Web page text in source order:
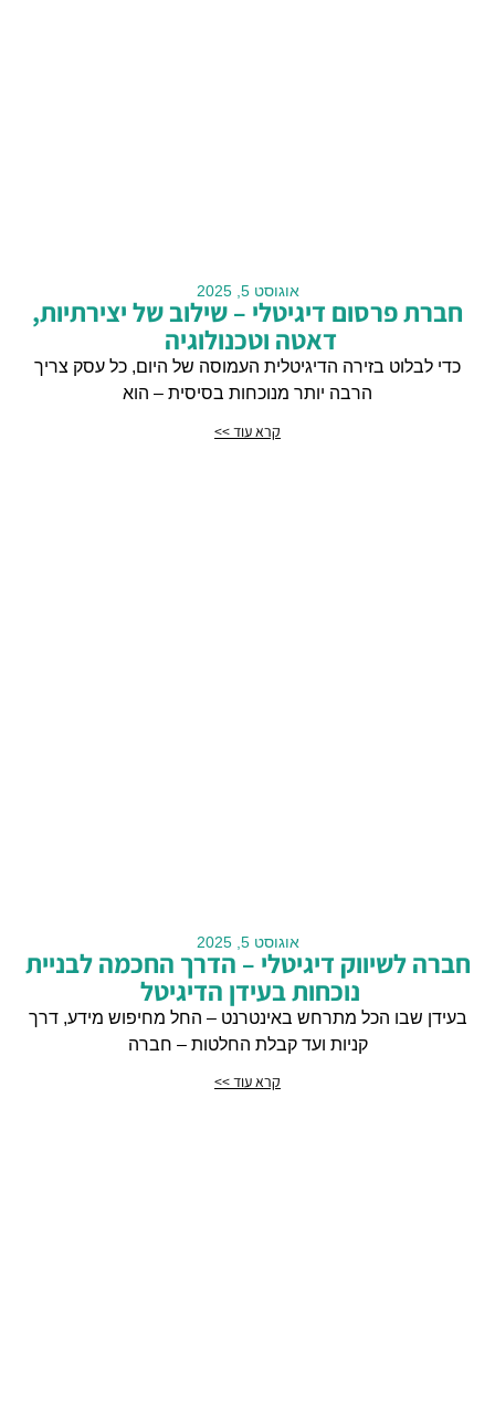
אוגוסט 5, 2025
חברת פרסום דיגיטלי – שילוב של יצירתיות,
דאטה וטכנולוגיה
כדי לבלוט בזירה הדיגיטלית העמוסה של היום, כל עסק צריך
הרבה יותר מנוכחות בסיסית – הוא
קרא עוד >>
אוגוסט 5, 2025
חברה לשיווק דיגיטלי – הדרך החכמה לבניית
נוכחות בעידן הדיגיטל
בעידן שבו הכל מתרחש באינטרנט – החל מחיפוש מידע, דרך
קניות ועד קבלת החלטות – חברה
קרא עוד >>